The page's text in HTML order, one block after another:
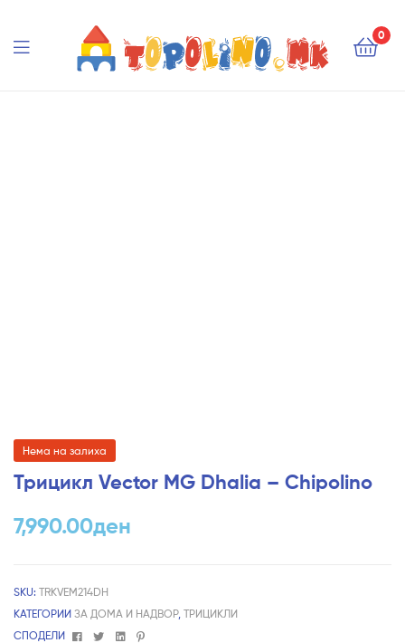
0
Нема на залиха
Трицикл Vector MG Dhalia – Chipolino
7,990.00ден
SKU: TRKVEM214DH
КАТЕГОРИИ ЗА ДОМА И НАДВОР, ТРИЦИКЛИ
СПОДЕЛИ
FacebookTwitterLinkedin
Pinterest